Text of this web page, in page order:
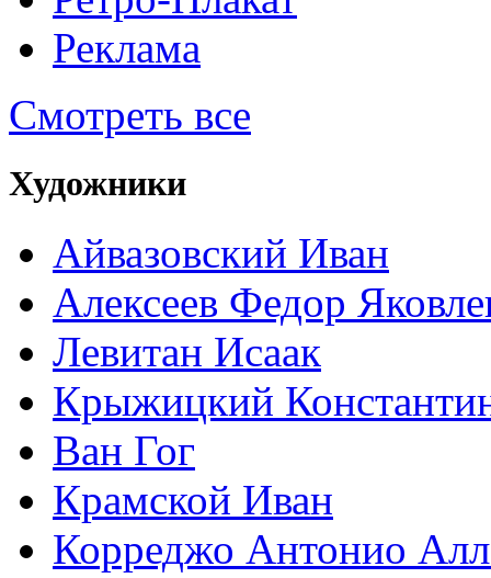
Реклама
Смотреть все
Художники
Айвазовский Иван
Алексеев Федор
Левитан Исаак
Крыжицкий
Ван Гог
Крамской Иван
Корреджо Антонио